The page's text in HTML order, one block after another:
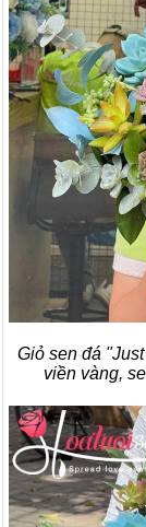
Giỏ sen đá
viền vàng,